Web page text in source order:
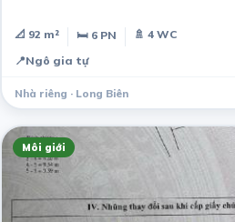
📐 92 m² 🛏 6 PN
🚿 4 WC
📍Ngô gia tự
Nhà riêng · Long Biên
Môi giới